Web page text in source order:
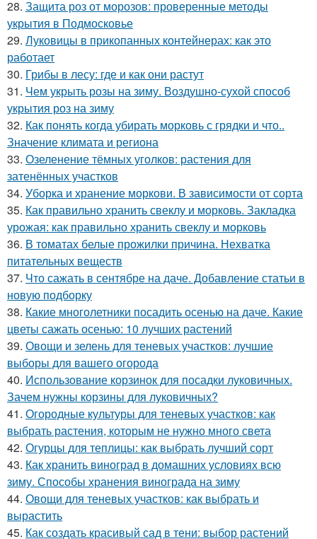
28. Защита роз от морозов: проверенные методы
укрытия в Подмосковье
29. Луковицы в прикопанных контейнерах: как это
работает
30. Грибы в лесу: где и как они растут
31. Чем укрыть розы на зиму. Воздушно-сухой способ
укрытия роз на зиму
32. Как понять когда убирать морковь с грядки и что..
Значение климата и региона
33. Озеленение тёмных уголков: растения для
затенённых участков
34. Уборка и хранение моркови. В зависимости от сорта
35. Как правильно хранить свеклу и морковь. Закладка
урожая: как правильно хранить свеклу и морковь
36. В томатах белые прожилки причина. Нехватка
питательных веществ
37. Что сажать в сентябре на даче. Добавление статьи в
новую подборку
38. Какие многолетники посадить осенью на даче. Какие
цветы сажать осенью: 10 лучших растений
39. Овощи и зелень для теневых участков: лучшие
выборы для вашего огорода
40. Использование корзинок для посадки луковичных.
Зачем нужны корзины для луковичных?
41. Огородные культуры для теневых участков: как
выбрать растения, которым не нужно много света
42. Огурцы для теплицы: как выбрать лучший сорт
43. Как хранить виноград в домашних условиях всю
зиму. Способы хранения винограда на зиму
44. Овощи для теневых участков: как выбрать и
вырастить
45. Как создать красивый сад в тени: выбор растений